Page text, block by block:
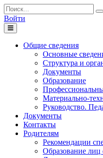
Войти
Toggle
navigation
Общие сведения
Основные
Структура и
Документы
Образование
Материально-
Руководство.
Документы
Контакты
Родителям
Рекомендации
Образование